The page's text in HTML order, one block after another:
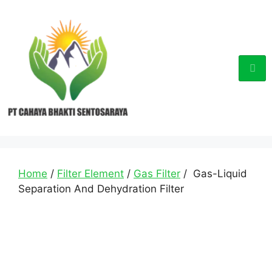
Home / Filter Element / Gas Filter / Gas-Liquid
Separation And Dehydration Filter